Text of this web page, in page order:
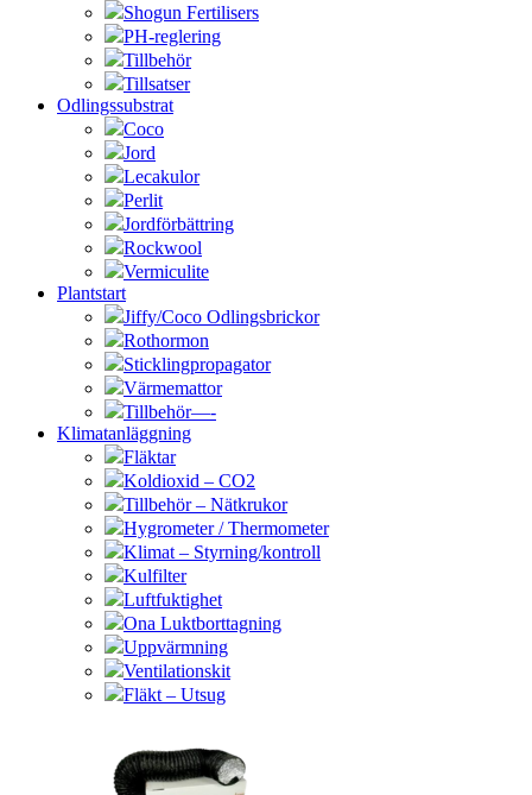
Shogun Fertilisers
PH-reglering
Tillbehör
Tillsatser
Odlingssubstrat
Coco
Jord
Lecakulor
Perlit
Jordförbättring
Rockwool
Vermiculite
Plantstart
Jiffy/Coco Odlingsbrickor
Rothormon
Sticklingpropagator
Värmemattor
Tillbehör—-
Klimatanläggning
Fläktar
Koldioxid – CO2
Tillbehör – Nätkrukor
Hygrometer / Thermometer
Klimat – Styrning/kontroll
Kulfilter
Luftfuktighet
Ona Luktborttagning
Uppvärmning
Ventilationskit
Fläkt – Utsug